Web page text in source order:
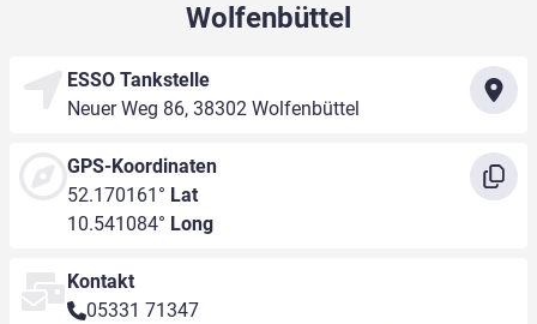
Wolfenbüttel
ESSO Tankstelle
Neuer Weg 86, 38302 Wolfenbüttel
GPS-Koordinaten
52.170161° Lat
10.541084° Long
Kontakt
05331 71347